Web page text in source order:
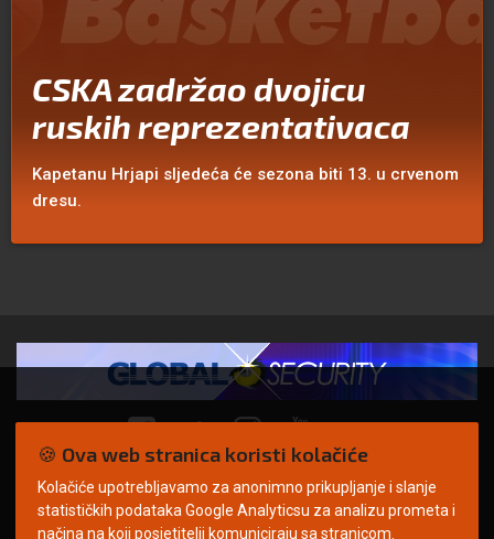
CSKA zadržao dvojicu
ruskih reprezentativaca
Kapetanu Hrjapi sljedeća će sezona biti 13. u crvenom
dresu.
© Copyright 2026. | ARILEO
🍪 Ova web stranica koristi kolačiće
Kolačiće upotrebljavamo za anonimno prikupljanje i slanje
statističkih podataka Google Analyticsu za analizu prometa i
načina na koji posjetitelji komuniciraju sa stranicom.